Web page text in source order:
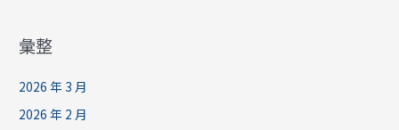
彙整
2026 年 3 月
2026 年 2 月